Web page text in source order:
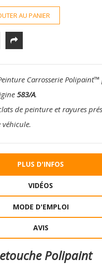
AU PANIER
Carrosserie Polipaint™
583/A.
de peinture et rayures
PLUS D'INFOS
VIDÉOS
MODE D'EMPLOI
AVIS
Polipaint